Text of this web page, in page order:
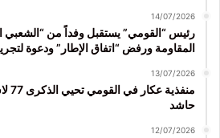
14/07/2026
رئيس “القومي” يستقبل وفداً من “الشعبي
المقاومة ورفض “اتفاق الإطار” ودعوة
13/07/2026
حاشد
12/07/2026